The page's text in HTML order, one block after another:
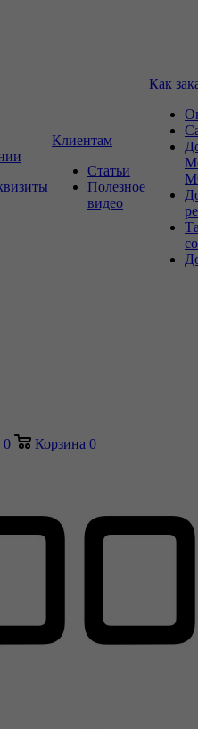
Клиентам
Статьи
Полезное
видео
Как
0 Корзина 0